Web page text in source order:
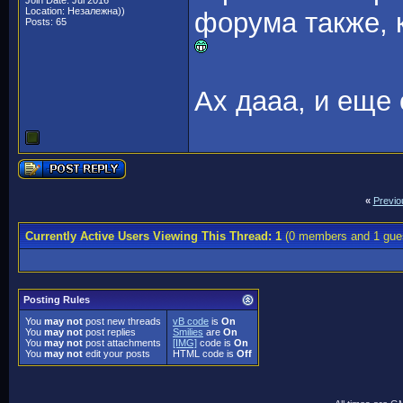
Location: Незалежна))
Posts: 65
форума также,
Ах дааа, и еще
«
Currently Active Users Viewing This Thread: 1(0 members and 1
Posting Rules
You may not post new threads
You may not post replies
You may not post attachments
You may not edit your posts
vB code is On
Smilies are On
[IMG] code is On
HTML code is Off